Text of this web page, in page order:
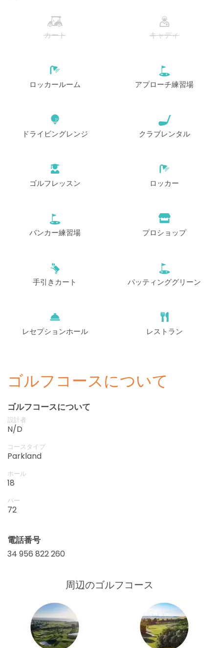
カート キャディ
ロッカールーム アプローチ練習場
ドライビングレンジ クラブレンタル
ゴルフレッスン ロッカー
バンカー練習場 プロショップ
手引きカート パッティンググリーン
レセプションホール レストラン
ゴルフコースについて
ゴルフコースについて
設計者
N/D
コースタイプ
Parkland
ホール
18
パー
72
電話番号
34 956 822 260
周辺のゴルフコース